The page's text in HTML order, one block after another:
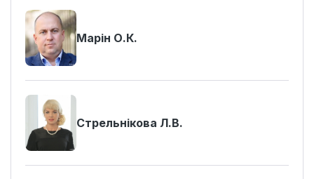
Марін О.К.
Стрельнікова Л.В.